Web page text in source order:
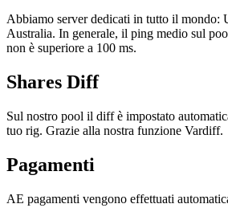
Abbiamo server dedicati in tutto il mondo:
Australia. In generale, il ping medio sul
non è superiore a 100 ms.
Shares Diff
Sul nostro pool il diff è impostato
tuo rig. Grazie alla nostra funzione Vardiff.
Pagamenti
AE pagamenti vengono effettuati